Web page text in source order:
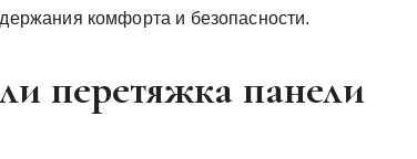
комфорта и безопасности.
перетяжка панели